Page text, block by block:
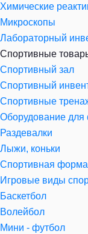
Химические
Микроскопы
Лабораторный
Спортивные
Спортивный зал
Спортивный
Спортивные
Оборудование для
Раздевалки
Лыжи, коньки
Спортивная форма
Игровые виды
Баскетбол
Волейбол
Мини - футбол